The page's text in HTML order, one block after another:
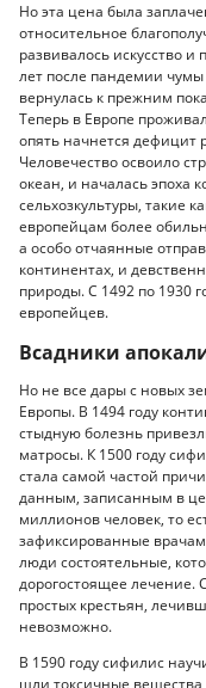
Но эта цена была
относительное
развивалось искусство
лет после пандемии
вернулась к прежним
Теперь в Европе
опять начнется дефицит
Человечество освоило
океан, и началась эпоха
сельхозкультуры, такие
европейцам более
а особо отчаянные
континентах, и
природы. С 1492 по 1930
европейцев.
Всадники
Но не все дары с новых
Европы. В 1494 году
стыдную болезнь
матросы. К 1500 году
стала самой частой
данным, записанным в
миллионов человек, то
зафиксированные
люди состоятельные,
дорогостоящее лечение.
простых крестьян,
невозможно.
В 1590 году сифилис
шли токсичные